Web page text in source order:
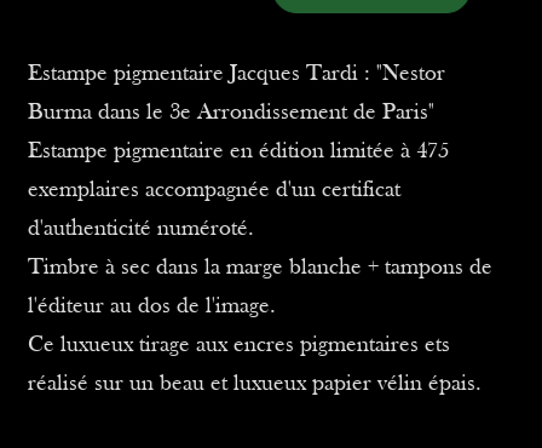
Estampe pigmentaire Jacques Tardi : "Nestor
Burma dans le 3e Arrondissement de Paris"
Estampe pigmentaire en édition limitée à 475
exemplaires accompagnée d'un certificat
d'authenticité numéroté.
Timbre à sec dans la marge blanche + tampons de
l'éditeur au dos de l'image.
Ce luxueux tirage aux encres pigmentaires ets
réalisé sur un beau et luxueux papier vélin épais.